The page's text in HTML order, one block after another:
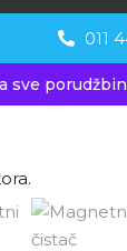
011
sve